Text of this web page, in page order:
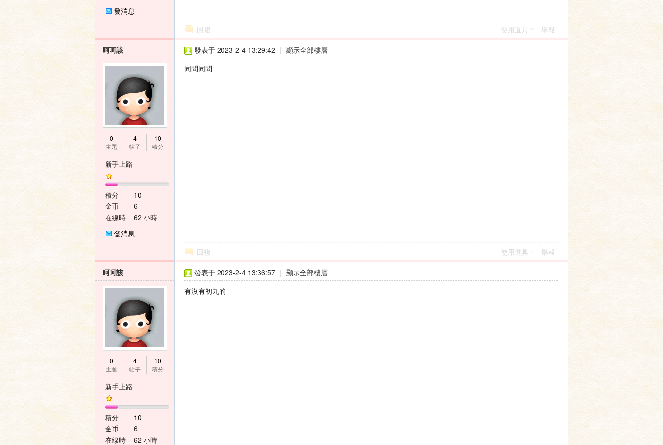
發消息
回複 使用道具 舉報
呵呵該
0
主題
4
帖子
10
積分
新手上路
積分
10
金币
6
在線時
62 小時
發消息
發表于 2023-2-4 13:29:42 | 顯示全部樓層
同問同問
回複 使用道具 舉報
呵呵該
0
主題
4
帖子
10
積分
新手上路
積分
10
金币
6
在線時
62 小時
發表于 2023-2-4 13:36:57 | 顯示全部樓層
有沒有初九的